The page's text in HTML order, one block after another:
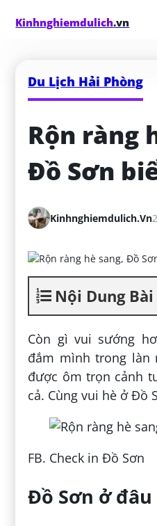
Kinhnghiemdulich.vn
Du Lịch Hải Phòng
Rộn ràng
Đồ Sơn
Kinhnghiemdulich.vn
Nội Dung
Còn gì vui sướng
đắm mình trong làn
được ôm trọn cảnh
cả. Cùng vui hè ở Đồ
FB. Check in Đồ Sơn
Đồ Sơn ở đâu